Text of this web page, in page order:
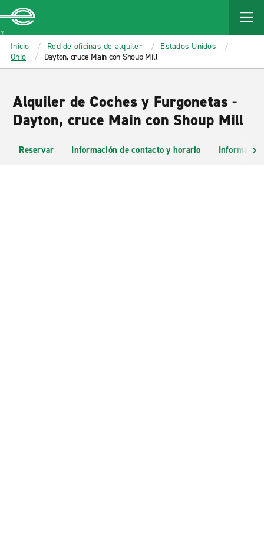
MAIN
CONTENT
Enterprise
Inicio Red de oficinas de alquiler
Estados Unidos
Ohio
Dayton, cruce Main con Shoup Mill
Alquiler de Coches y Furgonetas -
Dayton, cruce Main con Shoup Mill
Reservar Información de contacto y horario